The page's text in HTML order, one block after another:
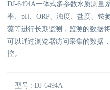
DJ-6494A一体式多参数水质测量
率、pH、ORP、浊度、盐度、铵
藻等进行长期监测，监测的数据
可以通过浏览器访问采集的数据
控。
型号 : DJ-6494A